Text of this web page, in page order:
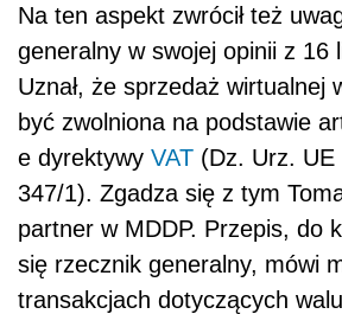
Na ten aspekt zwrócił też
generalny w swojej opinii z 16
Uznał, że sprzedaż wirtualnej
być zwolniona na podstawie
e dyrektywy VAT (Dz. Urz.
347/1). Zgadza się z tym
partner w MDDP. Przepis, do
się rzecznik generalny, mówi
transakcjach dotyczących